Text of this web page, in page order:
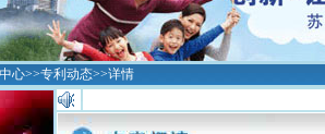
心>>专利动态>>详情